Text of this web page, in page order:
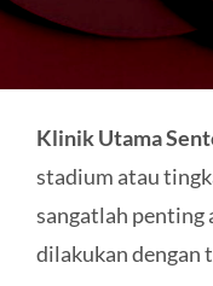
Klinik Utama
stadium atau
sangatlah penting
dilakukan dengan